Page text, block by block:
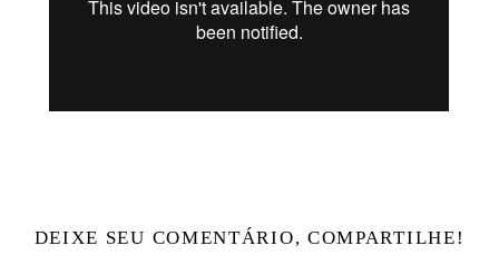
DEIXE SEU COMENTÁRIO, COMPARTILHE!